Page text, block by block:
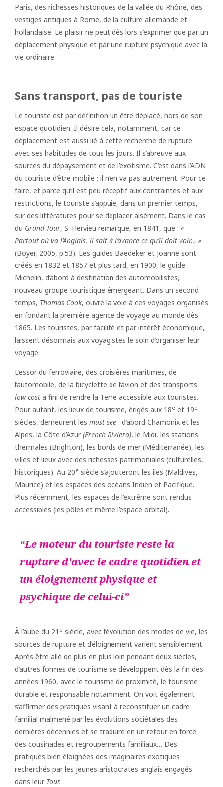
Paris, des richesses historiques de la vallée du Rhône, des
vestiges antiques à Rome, de la culture allemande et
hollandaise. Le plaisir ne peut dès lors s’exprimer que par un
déplacement physique et par une rupture psychique avec la
vie ordinaire.
Sans transport, pas de touriste
Le touriste est par définition un être déplacé, hors de son
espace quotidien. Il désire cela, notamment, car ce
déplacement est aussi lié à cette recherche de rupture
avec ses habitudes de tous les jours. Il s’abreuve aux
sources du dépaysement et de l’exotisme. C’est dans l’ADN
du touriste d’être mobile ; il n’en va pas autrement. Pour ce
faire, et parce qu’il est peu réceptif aux contraintes et aux
restrictions, le touriste s’appuie, dans un premier temps,
sur des littératures pour se déplacer aisément. Dans le cas
du Grand Tour, S. Hervieu remarque, en 1841, que : «
Partout où va l’Anglais, il sait à l’avance ce qu’il doit voir… »
(Boyer, 2005, p.53). Les guides Baedeker et Joanne sont
créés en 1832 et 1857 et plus tard, en 1900, le guide
Michelin, d’abord à destination des automobilistes,
nouveau groupe touristique émergeant. Dans un second
temps, Thomas Cook, ouvre la voie à ces voyages organisés
en fondant la première agence de voyage au monde dès
1865. Les touristes, par facilité et par intérêt économique,
laissent désormais aux voyagistes le soin d’organiser leur
voyage.
L’essor du ferroviaire, des croisières maritimes, de
l’automobile, de la bicyclette de l’avion et des transports
low cost a fini de rendre la Terre accessible aux touristes.
Pour autant, les lieux de tourisme, érigés aux 18e et 19e
siècles, demeurent les must see : d’abord Chamonix et les
Alpes, la Côte d’Azur (French Riviera), le Midi, les stations
thermales (Brighton), les bords de mer (Méditerranée), les
villes et lieux avec des richesses patrimoniales (culturelles,
historiques). Au 20e siècle s’ajouteront les îles (Maldives,
Maurice) et les espaces des océans Indien et Pacifique.
Plus récemment, les espaces de l’extrême sont rendus
accessibles (les pôles et même l’espace orbital).
Le moteur du touriste reste la
rupture d’avec le cadre quotidien et
un éloignement physique et
psychique de celui-ci
À l’aube du 21 e siècle, avec l’évolution des modes de vie, les
sources de rupture et d’éloignement varient sensiblement.
Après être allé de plus en plus loin pendant deux siècles,
d’autres formes de tourisme se développent dès la fin des
années 1960, avec le tourisme de proximité, le tourisme
durable et responsable notamment. On voit également
s’affirmer des pratiques visant à reconstituer un cadre
familial malmené par les évolutions sociétales des
dernières décennies et se traduire en un retour en force
des cousinades et regroupements familiaux… Des
pratiques bien éloignées des imaginaires exotiques
recherchés par les jeunes aristocrates anglais engagés
dans leur Tour.